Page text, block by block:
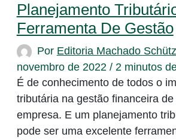
Planejamento
Ferramenta De Gestão
Por Editoria Machado Schütz
novembro de 2022 / 2 minutos
É de conhecimento de todos o
tributária na gestão financeira
empresa. E um planejamento
pode ser uma excelente